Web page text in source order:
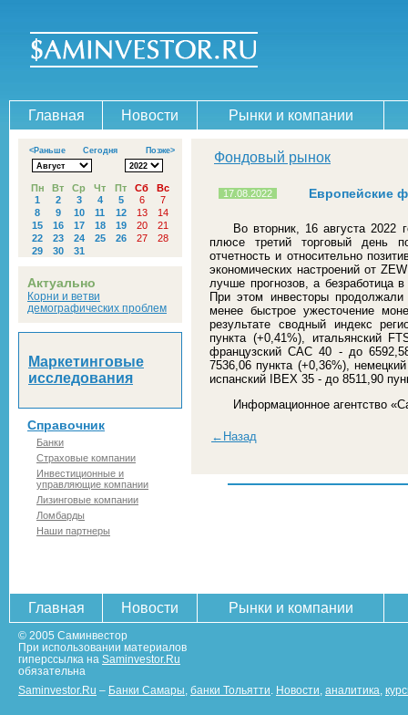
Главная Новости Рынки и компании
<Раньше Сегодня Позже>
Пн Вт Ср Чт Пт Сб
Вс
1
2 3 4 5 6
7
8
9 10 11 12 13
14
15
16 17 18 19 20
21
22
23 24 25 26 27
28
29
30 31
Актуально
Корни и ветви
демографических проблем
Маркетинговые
исследования
Справочник
Банки
Страховые компании
Инвестиционные и
управляющие компании
Лизинговые компании
Ломбарды
Наши партнеры
Фондовый рынок
17.08.2022 Европейские
Во вторник, 16 августа
плюсе третий торговый день
отчетность и относительно
экономических настроений от
лучше прогнозов, а безработица
При этом инвесторы
менее быстрое ужесточение
результате сводный индекс
пункта (+0,41%), итальянский
французский CAC 40 - до
7536,06 пункта (+0,36%),
испанский IBEX 35 - до 8511,90
Информационное агентство
←Назад
Главная Новости Рынки и компании
© 2005 Саминвестор
При использовании материалов
гиперссылка на Saminvestor.Ru
обязательна
Saminvestor.Ru – Банки Самары банки Тольятти Новости аналитика